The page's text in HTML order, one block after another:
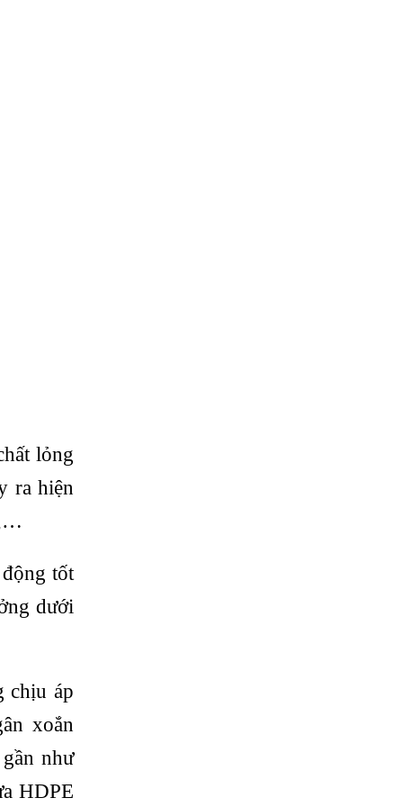
lỏng
ra hiện
tốt
dưới
chịu áp
xoắn
như
HDPE